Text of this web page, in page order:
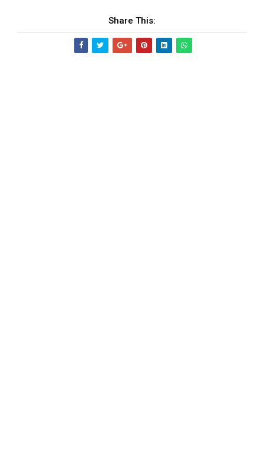
Share This: